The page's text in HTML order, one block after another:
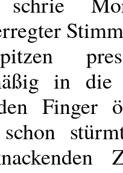
in die
Finger